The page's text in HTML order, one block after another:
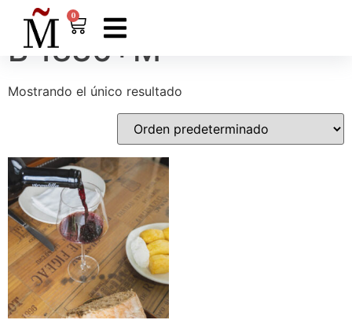
0
Inicio/ Productos etiquetados “B 1836+M”
B 1836+M
Mostrando el único resultado